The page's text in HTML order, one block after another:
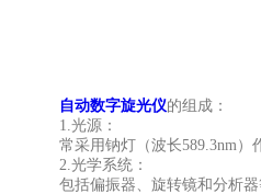
自动数字旋光仪的组成：
1.光源：
常采用钠灯（波长589.3nm）
2.光学系统：
包括偏振器、旋转镜和分析器